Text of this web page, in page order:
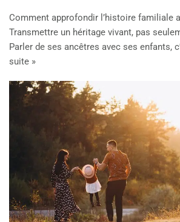
Comment approfondir l’histoire familiale
Transmettre un héritage vivant, pas
Parler de ses ancêtres avec ses enfants,
suite »